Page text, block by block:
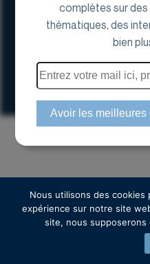
17 Avenue George
Espace actionnaire
Copyright © 2024
complètes sur des
thématiques, des
bien
Nous utilisons des cookies
expérience sur notre site
site, nous